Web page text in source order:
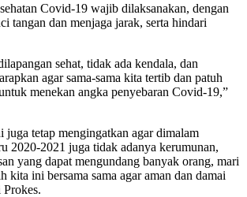
Covid-19 wajib dilaksanakan, dengan
tangan dan menjaga jarak, serta hindari
sehat, tidak ada kendala, dan
agar sama-sama kita tertib dan patuh
menekan angka penyebaran Covid-19,”
tetap mengingatkan agar dimalam
2020-2021 juga tidak adanya kerumunan,
yang dapat mengundang banyak orang, mari
kita ini bersama sama agar aman dan damai
Prokes.